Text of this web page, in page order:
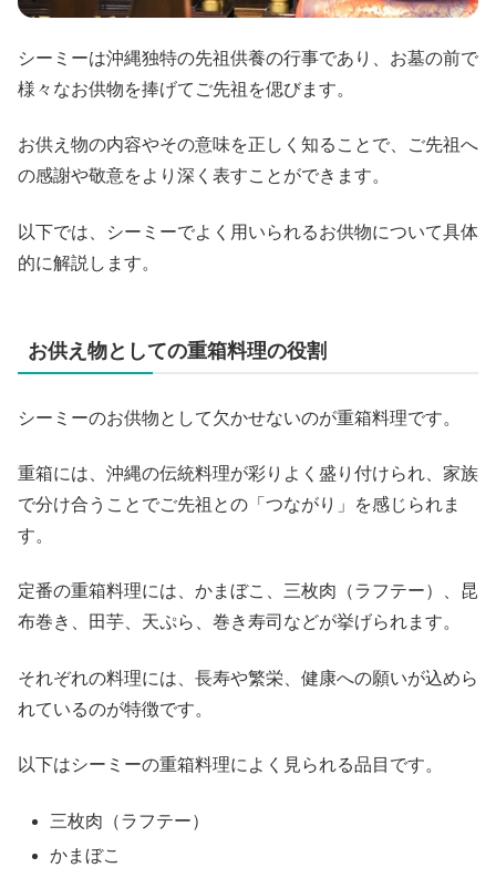
シーミーは沖縄独特の先祖供養の行事であり、お墓の前で
様々なお供物を捧げてご先祖を偲びます。
お供え物の内容やその意味を正しく知ることで、ご先祖へ
の感謝や敬意をより深く表すことができます。
以下では、シーミーでよく用いられるお供物について具体
的に解説します。
お供え物としての重箱料理の役割
シーミーのお供物として欠かせないのが重箱料理です。
重箱には、沖縄の伝統料理が彩りよく盛り付けられ、家族
で分け合うことでご先祖との「つながり」を感じられま
す。
定番の重箱料理には、かまぼこ、三枚肉（ラフテー）、昆
布巻き、田芋、天ぷら、巻き寿司などが挙げられます。
それぞれの料理には、長寿や繁栄、健康への願いが込めら
れているのが特徴です。
以下はシーミーの重箱料理によく見られる品目です。
三枚肉（ラフテー）
かまぼこ